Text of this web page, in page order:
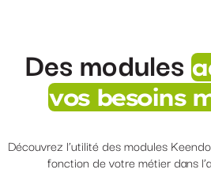
Des modules
vos besoins
Découvrez l’utilité des modules
fonction de votre métier dans